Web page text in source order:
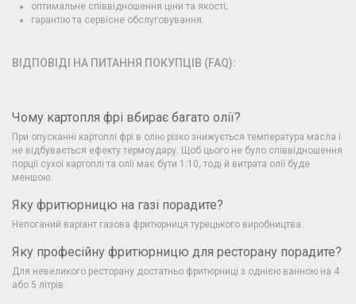
оптимальне співвідношення ціни та якості;
гарантію та сервісне обслуговування.
ВІДПОВІДІ НА ПИТАННЯ ПОКУПЦІВ (FAQ):
Чому картопля фрі вбирає багато олії?
При опусканні картоплі фрі в олію різко знижується температура масла і
не відбувається ефекту термоудару. Щоб цього не було співвідношення
порції сухої картоплі та олії має бути 1:10, тоді й витрата олії буде
меншою.
Яку фритюрницю на газі порадите?
Непоганий варіант газова фритюрниця турецького виробництва.
Яку професійну фритюрницю для ресторану порадите?
Для невеликого ресторану достатньо фритюрниці з однією ванною на 4
або 5 літрів.